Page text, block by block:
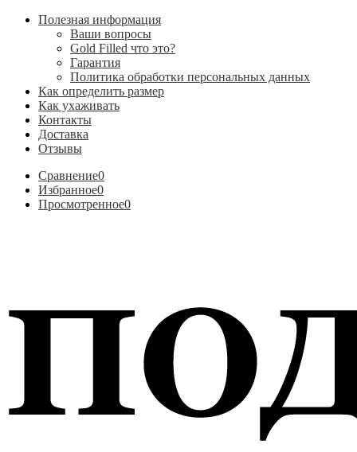
Полезная информация
Ваши вопросы
Gold Filled что это?
Гарантия
Политика обработки персональных данных
Как определить размер
Как ухаживать
Контакты
Доставка
Отзывы
Сравнение0
Избранное0
Просмотренное0